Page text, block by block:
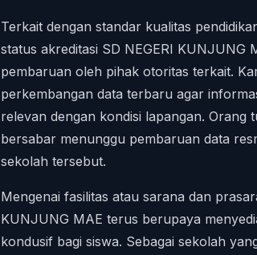
Terkait dengan standar kualitas
status akreditasi SD NEGERI KUNJUNG
pembaruan oleh pihak otoritas terkait.
perkembangan data terbaru agar
relevan dengan kondisi lapangan. Orang
bersabar menunggu pembaruan data
sekolah tersebut.
Mengenai fasilitas atau sarana dan
KUNJUNG MAE terus berupaya
kondusif bagi siswa. Sebagai sekolah